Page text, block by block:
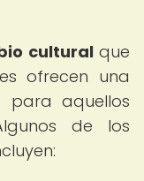
culturalque
ofrecen una
para aquellos
de los